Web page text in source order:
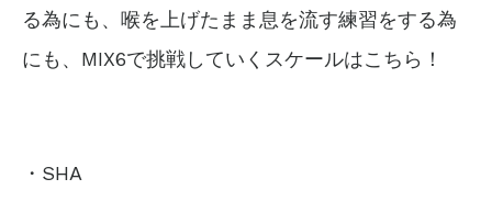
る為にも、喉を上げたまま息を流す練習をする為
にも、MIX6で挑戦していくスケールはこちら！
・SHA